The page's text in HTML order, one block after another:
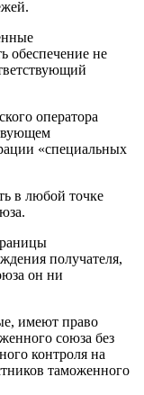
обеспечение не
оператора
«специальных
в любой точке
получателя,
он ни
имеют право
союза без
контроля на
таможенного